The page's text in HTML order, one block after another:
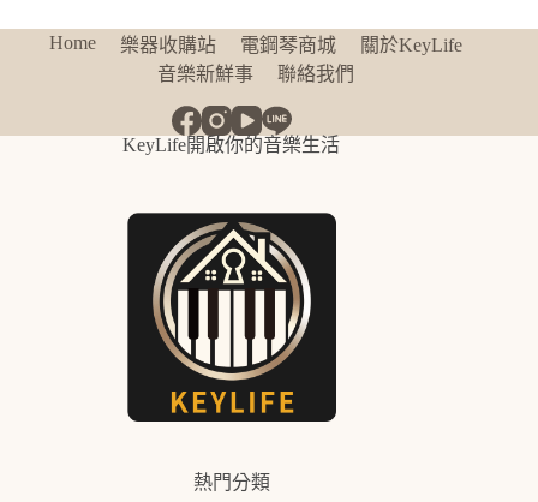
Home 樂器收購站 電鋼琴商城
關於KeyLife
音樂新鮮事
聯絡我們
KeyLife開啟你的音樂生活
熱門分類